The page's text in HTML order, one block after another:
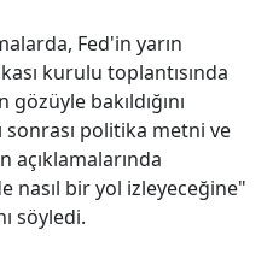
Fed'in yarın
kurulu toplantısında
bakıldığını
sonrası politika metni ve
açıklamalarında
nasıl bir yol izleyeceğine"
söyledi.